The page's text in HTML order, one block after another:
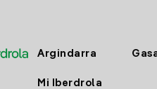
Argindarra
Mi Iberdrola